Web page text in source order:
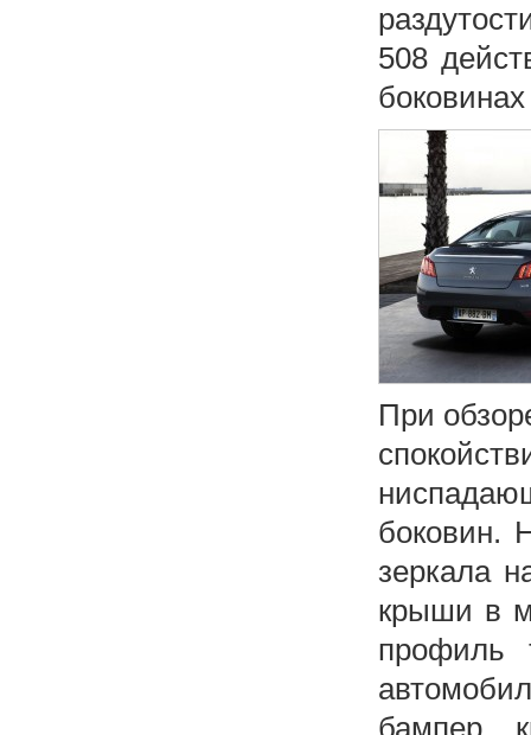
508
При
боковин.
зеркала
крыши в
профиль
бампер,